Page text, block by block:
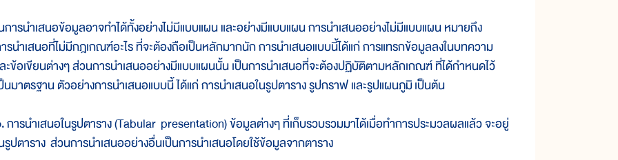
การนำเสนอข้อมูลอาจทำได้ทั้งอย่างไม่มีแบบแผน และอย่างมีแบบแผน การนำเสนออย่างไม่มีแบบแผน หมายถึง
รนำเสนอที่ไม่มีกฎเกณฑ์อะไร ที่จะต้องถือเป็นหลักมากนัก การนำเสนอแบบนี้ได้แก่ การแทรกข้อมูลลงในบทความ
ะข้อเขียนต่างๆ ส่วนการนำเสนออย่างมีแบบแผนนั้น เป็นการนำเสนอที่จะต้องปฏิบัติตามหลักเกณฑ์ ที่ได้กำหนดไว้
นมาตรฐาน ตัวอย่างการนำเสนอแบบนี้ ได้แก่ การนำเสนอในรูปตาราง รูปกราฟ และรูปแผนภูมิ เป็นต้น
การนำเสนอในรูปตาราง (Tabular presentation) ข้อมูลต่างๆ ที่เก็บรวบรวมมาได้เมื่อทำการประมวลผลแล้ว จะอยู่
รูปตาราง ส่วนการนำเสนออย่างอื่นเป็นการนำเสนอโดยใช้ข้อมูลจากตาราง